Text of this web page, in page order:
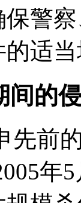
警
适
间的
先前
年